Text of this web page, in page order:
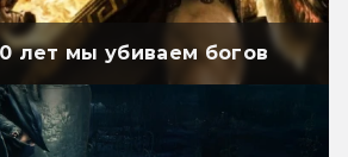
лет мы убиваем богов